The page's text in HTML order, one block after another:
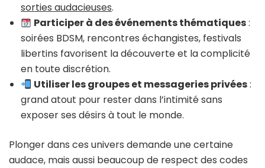
sorties audacieuses.
Participer à des événements thématiques:
soirées BDSM, rencontres échangistes, festivals
libertins favorisent la découverte et la complicité
en toute discrétion.
Utiliser les groupes et messageries privées:
grand atout pour rester dans l’intimité sans
exposer ses désirs à tout le monde.
Plonger dans ces univers demande une certaine
audace, mais aussi beaucoup de respect des codes